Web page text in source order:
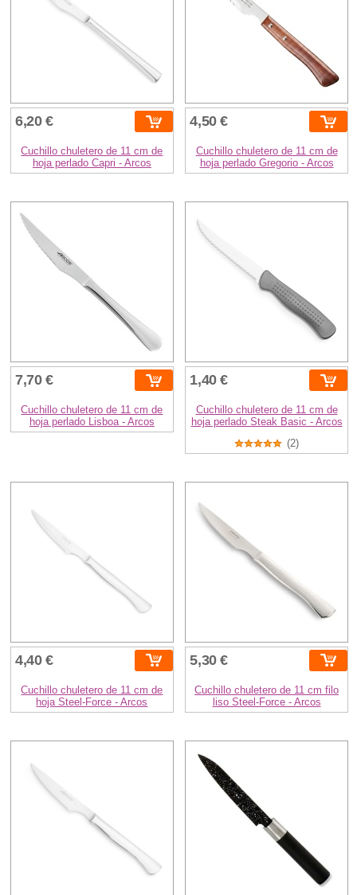
6,20 €
Cuchillo chuletero de 11 cm de
hoja perlado Capri - Arcos
4,50 €
Cuchillo chuletero de 11 cm de
hoja perlado Gregorio - Arcos
7,70 €
Cuchillo chuletero de 11 cm de
hoja perlado Lisboa - Arcos
1,40 €
Cuchillo chuletero de 11 cm de
hoja perlado Steak Basic - Arcos
(2)
4,40 €
Cuchillo chuletero de 11 cm de
hoja Steel-Force - Arcos
5,30 €
Cuchillo chuletero de 11 cm filo
liso Steel-Force - Arcos